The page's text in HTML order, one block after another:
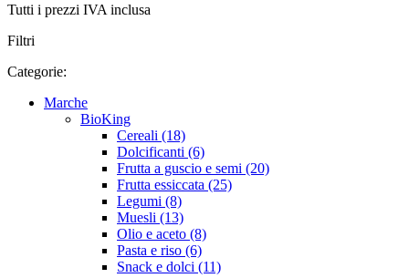
Tutti i prezzi IVA inclusa
Filtri
Categorie:
Marche
BioKing
Cereali (18)
Dolcificanti (6)
Frutta a guscio e semi (20)
Frutta essiccata (25)
Legumi (8)
Muesli (13)
Olio e aceto (8)
Pasta e riso (6)
Snack e dolci (11)